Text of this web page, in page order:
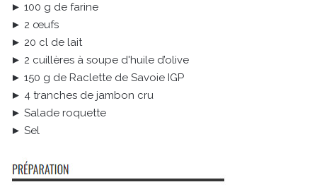
► 100 g de farine
► 2 œufs
► 20 cl de lait
► 2 cuillères à soupe d'huile d’olive
► 150 g de Raclette de Savoie IGP
► 4 tranches de jambon cru
► Salade roquette
► Sel